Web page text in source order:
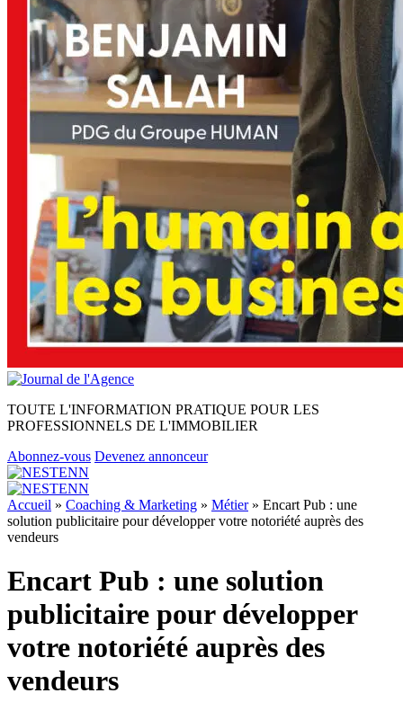
TOUTE L'INFORMATION PRATIQUE POUR LES
PROFESSIONNELS DE L'IMMOBILIER
Abonnez-vous Devenez annonceur
Accueil » Coaching & Marketing » Métier» Encart Pub : une
solution publicitaire pour développer votre notoriété auprès des
vendeurs
Encart Pub : une solution
publicitaire pour développer
votre notoriété auprès des
vendeurs